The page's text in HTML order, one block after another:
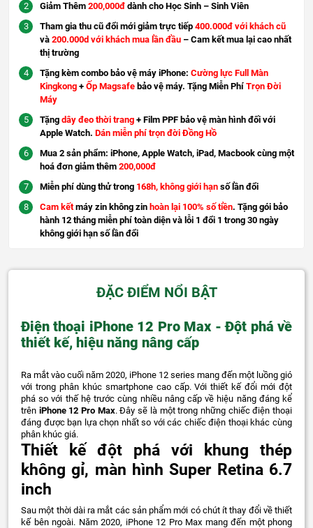
Giảm Thêm 200,000đ dành cho Học Sinh – Sinh Viên
Tham gia thu cũ đổi mới giảm trực tiếp 400.000đ với khách cũ
và 200.000d với khách mua lần đầu – Cam kết mua lại cao nhất
thị trường
Tặng kèm combo bảo vệ máy iPhone: Cường lực Full Màn
Kingkong + Ốp Magsafe bảo vệ máy. Tặng Miễn Phí Trọn Đời
Máy
Tặng dây đeo thời trang + Film PPF bảo vệ màn hình đối với
Apple Watch. Dán miễn phí trọn đời Đồng Hồ
Mua 2 sản phẩm: iPhone, Apple Watch, iPad, Macbook cùng một
hoá đơn giảm thêm 200,000đ
Miễn phí dùng thử trong 168h, không giới hạn số lần đổi
Cam kếtmáy zin không zin hoàn lại 100% số tiền. Tặng gói bảo
hành 12 tháng miễn phí toàn diện và lỗi 1 đổi 1 trong 30 ngày
không giới hạn số lần đổi
ĐẶC ĐIỂM NỔI BẬT
Điện thoại iPhone 12 Pro Max - Đột phá về
thiết kế, hiệu năng nâng cấp
Ra mắt vào cuối năm 2020, iPhone 12 series mang đến một luồng gió
với trong phân khúc smartphone cao cấp. Với thiết kế đổi mới đột
phá so với thế hệ trước cùng nhiều nâng cấp về hiệu năng đáng kể
trên iPhone 12 Pro Max. Đây sẽ là một trong những chiếc điện thoại
đáng được bạn lựa chọn nhất so với các chiếc điện thoại khác cùng
phân khúc giá.
Thiết kế đột phá với khung thép
không gỉ, màn hình Super Retina 6.7
inch
Sau một thời dài ra mắt các sản phẩm mới có chút ít thay đổi về thiết
kế bên ngoài. Năm 2020, iPhone 12 Pro Max mang đến một phong